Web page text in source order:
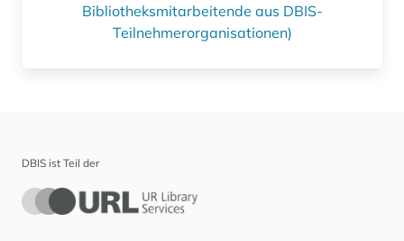
Bibliotheksmitarbeitende aus DBIS-
Teilnehmerorganisationen)
DBIS ist Teil der